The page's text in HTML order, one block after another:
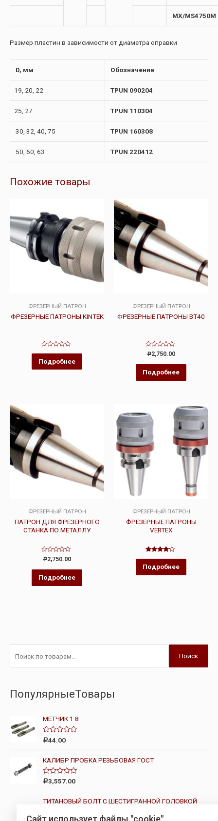
MX/MS4750M
Размер пластин в зависимости от диаметра оправки
D, мм Обозначение
19, 20, 22 TPUN 090204
25, 27 TPUN 110304
30, 32, 40, 75 TPUN 160308
50, 60, 63 TPUN 220412
Похожие товары
ФРЕЗЕРНЫЙ ПАТРОН
ФРЕЗЕРНЫЕ ПАТРОНЫ KINTEK
Оценка
из
5
Подробнее
ФРЕЗЕРНЫЙ ПАТРОН
ФРЕЗЕРНЫЕ ПАТРОНЫ BT40
Оценка
0
из
Р2,750.00
Подробнее
ФРЕЗЕРНЫЙ ПАТРОН
ПАТРОН ДЛЯ ФРЕЗЕРНОГО
СТАНКА ПО МЕТАЛЛУ
Оценка
0
из
Р2,750.00
Подробнее
ФРЕЗЕРНЫЙ ПАТРОН
ФРЕЗЕРНЫЕ ПАТРОНЫ
VERTEX
Оценка
из 5
Подробнее
Поиск
ПопулярныеТовары
МЕТЧИК 1 8
О
е
н
к
а
0
и
з
Р44.00
КАЛИБР ПРОБКА РЕЗЬБОВАЯ ГОСТ
О
н
к
0
Р3,557.00
ТИТАНОВЫЙ БОЛТ С ШЕСТИГРАННОЙ ГОЛОВКОЙ
Сайт использует файлы "cookie"